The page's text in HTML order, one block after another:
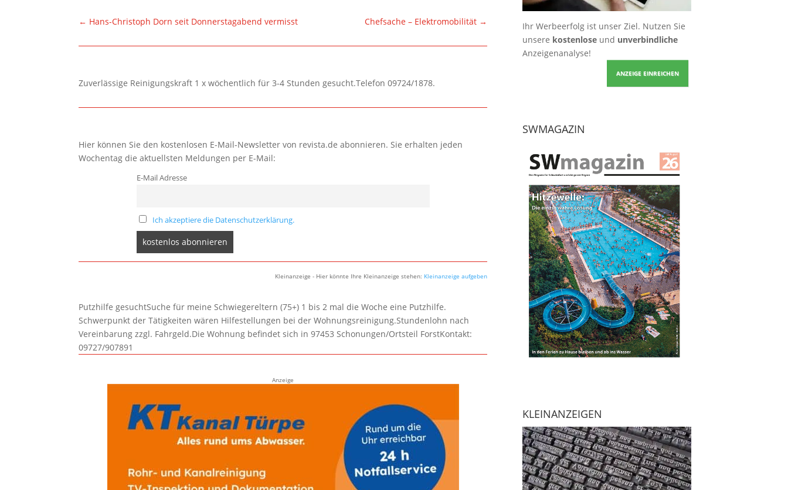
← Hans-Christoph Dorn seit Donnerstagabend vermisst Chefsache – Elektromobilität →
Zuverlässige Reinigungskraft 1 x wöchentlich für 3-4 Stunden gesucht.Telefon 09724/1878.
Hier können Sie den kostenlosen E-Mail-Newsletter von revista.de abonnieren. Sie erhalten jeden
Wochentag die aktuellsten Meldungen per E-Mail:
E-Mail Adresse
Ich akzeptiere die Datenschutzerklärung.
Kleinanzeige - Hier könnte Ihre Kleinanzeige stehen: Kleinanzeige aufgeben
Putzhilfe gesuchtSuche für meine Schwiegereltern (75+) 1 bis 2 mal die Woche eine Putzhilfe.
Schwerpunkt der Tätigkeiten wären Hilfestellungen bei der Wohnungsreinigung.Stundenlohn nach
Vereinbarung zzgl. Fahrgeld.Die Wohnung befindet sich in 97453 Schonungen/Ortsteil ForstKontakt:
09727/907891
Anzeige
Ihr Werbeerfolg ist unser Ziel. Nutzen Sie
unsere kostenloseund unverbindliche
Anzeigenanalyse!
ANZEIGE EINREICHEN
SWMAGAZIN
KLEINANZEIGEN